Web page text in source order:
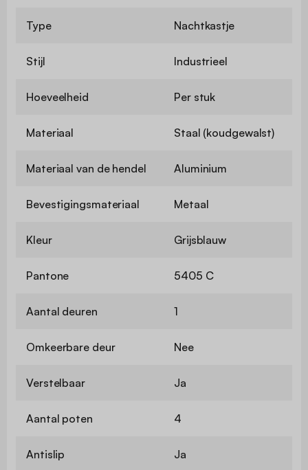
Type Nachtkastje
Stijl Industrieel
Hoeveelheid Per stuk
Materiaal Staal (koudgewalst)
Materiaal van de hendel Aluminium
Bevestigingsmateriaal Metaal
Kleur Grijsblauw
Pantone 5405 C
Aantal deuren 1
Omkeerbare deur Nee
Verstelbaar Ja
Aantal poten 4
Antislip Ja